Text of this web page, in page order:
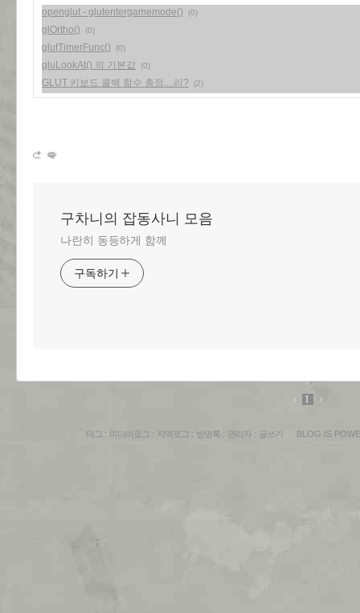
openglut - glutentergamemode() (0)
glOrtho() (0)
glutTimerFunc() (0)
gluLookAt() 의 기본값 (0)
GLUT 키보드 콜백 함수 총정....리? (2)
구차니의 잡동사니 모음
나란히 동등하게 함께
구독하기
1
태그 : 미디어로그 : 지역로그 : 방명록 : 관리자 : 글쓰기 BLOG IS